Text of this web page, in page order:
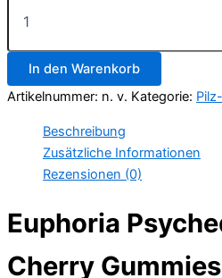
Psychedelics
Rote
Kirschgummis
Menge
In den Warenkorb
Artikelnummer: n. v. Kategorie:
Beschreibung
Zusätzliche Informationen
Rezensionen (0)
Euphoria
Cherry Gummies